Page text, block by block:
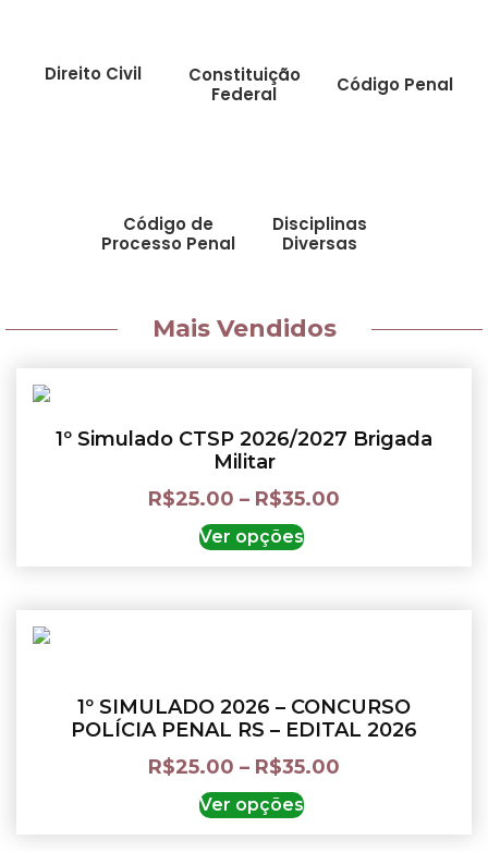
Direito Civil
Constituição
Federal
Código Penal
Código de
Processo Penal
Disciplinas
Diversas
Mais Vendidos
1º Simulado CTSP 2026/2027 Brigada
Militar
R$25.00 – R$35.00
Ver opções
1º SIMULADO 2026 – CONCURSO
POLÍCIA PENAL RS – EDITAL 2026
R$25.00 – R$35.00
Ver opções